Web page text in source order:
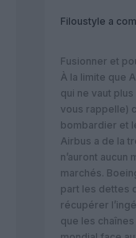
Filoustyle a
Fusionner et
À la limite que
qui ne vaut
vous rappelle)
bombardier et
Airbus a de la
n’auront
marchés.
part les dettes
récupérer
que les